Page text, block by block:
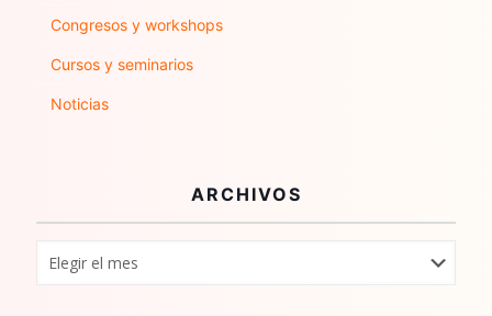
Congresos y workshops
Cursos y seminarios
Noticias
ARCHIVOS